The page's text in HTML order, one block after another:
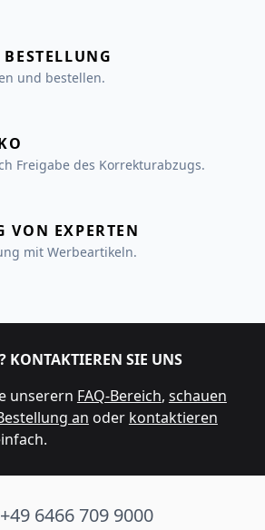
und bestellen.
Freigabe des Korrekturabzugs.
VON EXPERTEN
mit Werbeartikeln.
KONTAKTIEREN SIE UNS
unserern FAQ-Bereich, schauen
an oder kontaktieren
+49 6466 709 9000